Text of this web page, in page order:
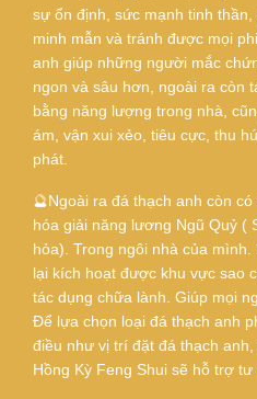
sự ổn định, sức mạnh tinh
minh mẫn và tránh được mọi
anh giúp những người mắc
ngon và sâu hơn, ngoài ra còn
bằng năng lượng trong nhà,
ám, vận xui xẻo, tiêu cực, thu
phát.
🔮Ngoài ra đá thạch anh còn
hóa giải năng lương Ngũ Quỷ (
hỏa). Trong ngôi nhà của
lại kích hoạt được khu vực sao
tác dụng chữa lành. Giúp mọi
Để lựa chọn loại đá thạch anh
điều như vị trí đặt đá thạch
Hồng Kỳ Feng Shui sẽ hỗ trợ tư